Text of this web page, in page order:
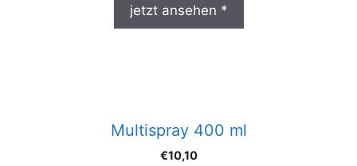
jetzt ansehen *
Multispray 400 ml
€10,10